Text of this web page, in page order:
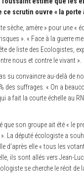
ce scrutin ouvre « la porte
sèche, amère » pour une «
». « Face à la guerre
de liste des Ecologistes,
nous et contre le vivant ».
su convaincre au-delà de
des suffrages. « On a
a fait la courte échelle au
son groupe ait été « le
La député écologiste a
d’après elle « tous les
ils sont allés vers Jean-
se cherche le récit